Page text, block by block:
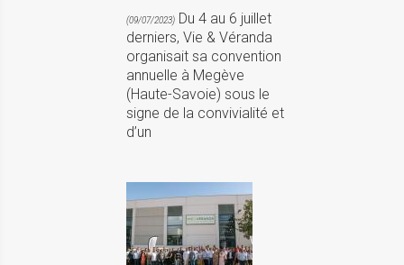
(09/07/2023) Du 4 au 6 juillet
derniers, Vie & Véranda
organisait sa convention
annuelle à Megève
(Haute-Savoie) sous le
signe de la convivialité et
d’un